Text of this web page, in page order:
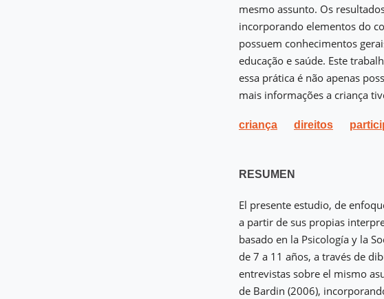
mesmo assunto. Os
incorporando elementos do
possuem conhecimentos
educação e saúde. Este
essa prática é não apenas
mais informações a criança
criança direitos
RESUMEN
El presente estudio, de
a partir de sus propias
basado en la Psicología y la
de 7 a 11 años, a través de
entrevistas sobre el mismo
de Bardin (2006),